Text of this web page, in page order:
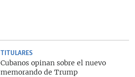
TITULARES
Cubanos opinan sobre el nuevo
memorando de Trump